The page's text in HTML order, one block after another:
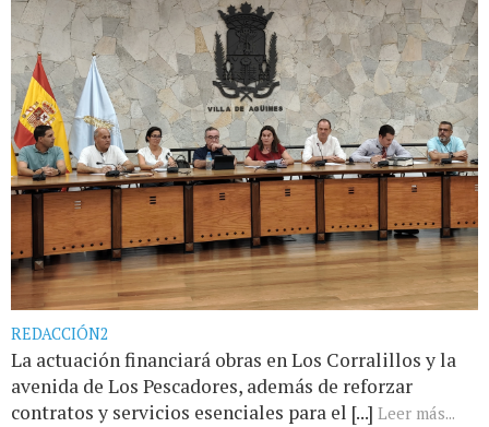
REDACCIÓN2
La actuación financiará obras en Los Corralillos y la
avenida de Los Pescadores, además de reforzar
contratos y servicios esenciales para el [...] Leer más...